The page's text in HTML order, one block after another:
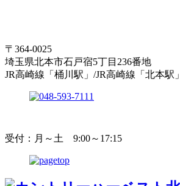
〒364-0025
埼玉県北本市石戸宿5丁目236番地
JR高崎線「桶川駅」/JR高崎線「北本駅」
受付：月～土 9:00～17:15